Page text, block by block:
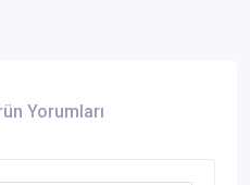
Yorumları